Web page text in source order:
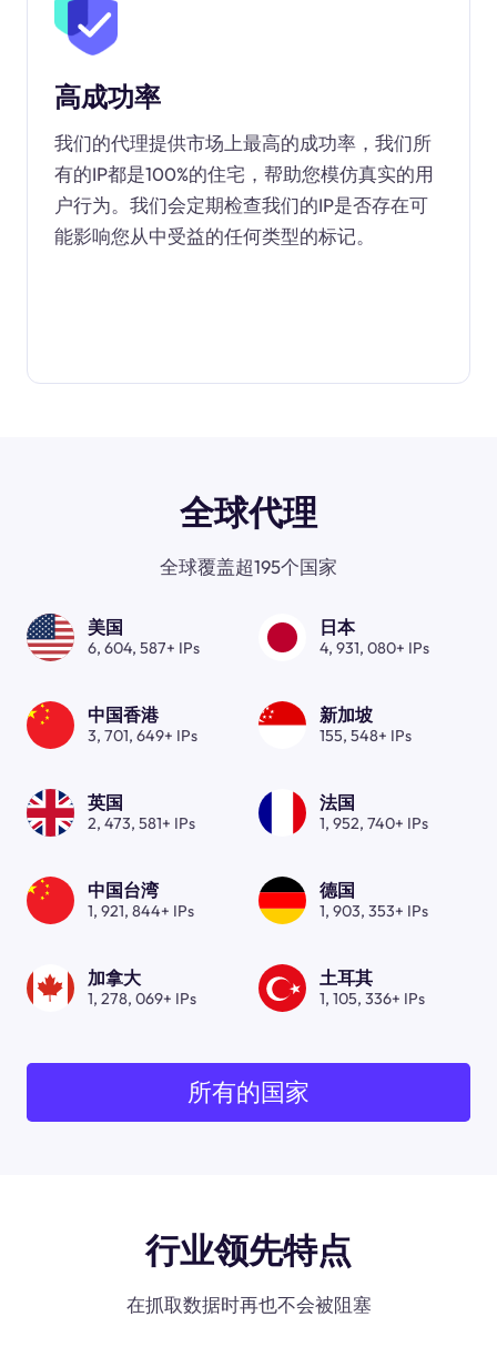
高成功率
我们的代理提供市场上最高的成功率，我们所
有的IP都是100%的住宅，帮助您模仿真实的用
户行为。我们会定期检查我们的IP是否存在可
能影响您从中受益的任何类型的标记。
全球代理
全球覆盖超195个国家
美国
6, 604, 587+ IPs
日本
4, 931, 080+ IPs
中国香港
3, 701, 649+ IPs
新加坡
155, 548+ IPs
英国
2, 473, 581+ IPs
法国
1, 952, 740+ IPs
中国台湾
1, 921, 844+ IPs
德国
1, 903, 353+ IPs
加拿大
1, 278, 069+ IPs
土耳其
1, 105, 336+ IPs
所有的国家
行业领先特点
在抓取数据时再也不会被阻塞